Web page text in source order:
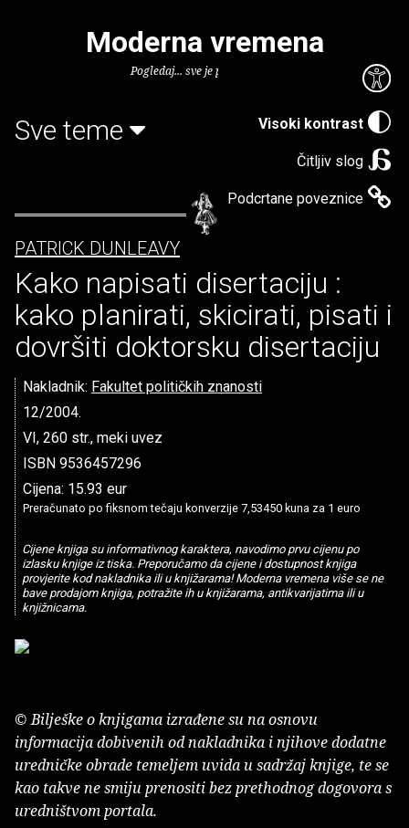
Visoki kontrast
Čitljiv slog
Podcrtane poveznice
Moderna vremena
Pogledaj... sve je puno knjiga.
Sve teme
PATRICK DUNLEAVY
Kako napisati disertaciju :
kako planirati, skicirati, pisati i
dovršiti doktorsku disertaciju
Nakladnik: Fakultet političkih znanosti
12/2004.
VI, 260 str., meki uvez
ISBN 9536457296
Cijena: 15.93 eur
Preračunato po fiksnom tečaju konverzije 7,53450 kuna za 1 euro
Cijene knjiga su informativnog karaktera, navodimo prvu cijenu po
izlasku knjige iz tiska. Preporučamo da cijene i dostupnost knjiga
provjerite kod nakladnika ili u knjižarama! Moderna vremena više se ne
bave prodajom knjiga, potražite ih u knjižarama, antikvarijatima ili u
knjižnicama.
© Bilješke o knjigama izrađene su na osnovu
informacija dobivenih od nakladnika i njihove dodatne
uredničke obrade temeljem uvida u sadržaj knjige, te se
kao takve ne smiju prenositi bez prethodnog dogovora s
uredništvom portala.